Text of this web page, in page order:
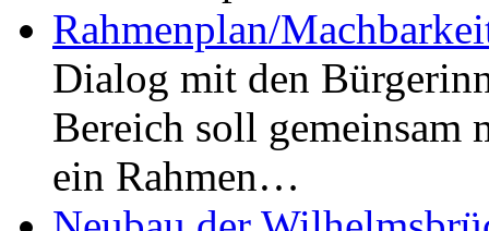
Rahmenplan/
Dialog mit den
Bereich soll gemeinsam
ein Rahmen…